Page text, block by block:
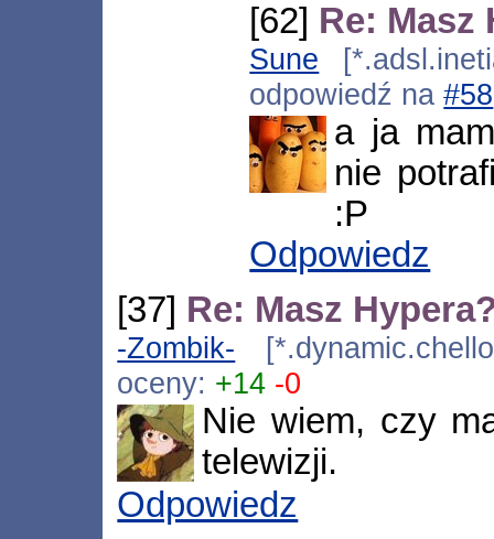
[62] Re: Masz
Sune
odpowiedź na#58
a ja
nie
:P
Odpowiedz
[37] Re: Masz
-Zombik-
oceny: +14 -0
Nie wiem, czy
telewizji.
Odpowiedz